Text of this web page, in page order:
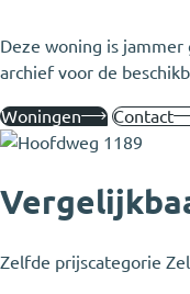
Deze woning is
archief voor de
Woningen Contact
Zelfde prijscategorie